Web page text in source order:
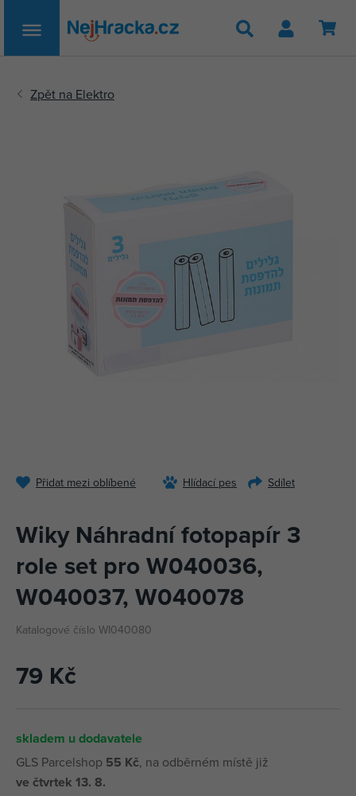
Hledat
Přidat mezi oblíbené Hlídací pes Sdílet
Wiky Náhradní fotopapír 3
role set pro W040036,
W040037, W040078
Katalogové číslo WI040080
79 Kč
skladem u dodavatele
GLS Parcelshop 55 Kč, na odběrném místě již
ve čtvrtek 13. 8.